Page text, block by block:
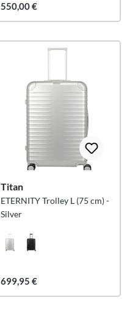
550,00 €
Titan
ETERNITY Trolley L (75 cm) -
Silver
699,95 €